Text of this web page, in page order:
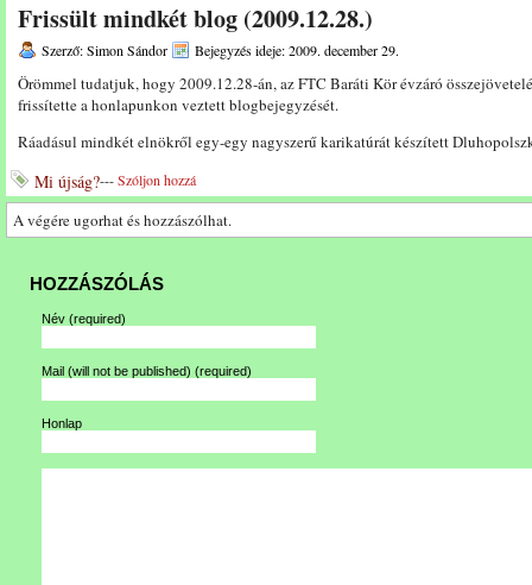
Frissült mindkét blog (2009.12.28.)
Szerző: Simon Sándor Bejegyzés ideje: 2009. december 29.
Örömmel tudatjuk, hogy 2009.12.28-án, az FTC Baráti Kör évzáró
frissítette a honlapunkon veztett blogbejegyzését.
Ráadásul mindkét elnökről egy-egy nagyszerű karikatúrát készített
Mi újság?---Szóljon hozzá
A végére ugorhat és hozzászólhat.
HOZZÁSZÓLÁS
Név (required)
Mail (will not be published) (required)
Honlap